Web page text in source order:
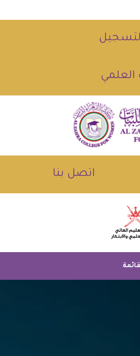
العلمي
اتصل بنا